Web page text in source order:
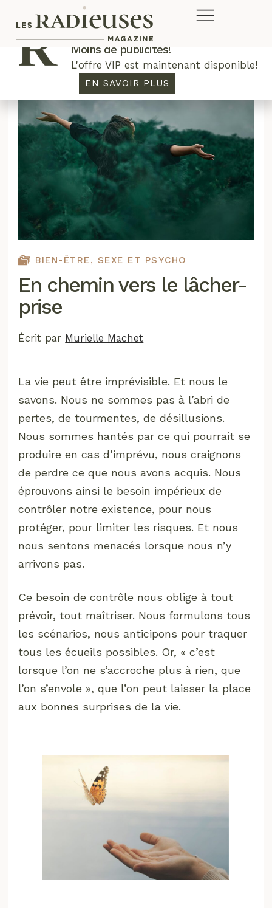
BIEN-ÊTRE, SEXE ET PSYCHO
En chemin vers le lâcher-
prise
Écrit par Murielle Machet
La vie peut être imprévisible. Et nous le
savons. Nous ne sommes pas à l’abri de
pertes, de tourmentes, de désillusions.
Nous sommes hantés par ce qui pourrait se
produire en cas d’imprévu, nous craignons
de perdre ce que nous avons acquis. Nous
éprouvons ainsi le besoin impérieux de
contrôler notre existence, pour nous
protéger, pour limiter les risques. Et nous
nous sentons menacés lorsque nous n’y
arrivons pas.
Ce besoin de contrôle nous oblige à tout
prévoir, tout maîtriser. Nous formulons tous
les scénarios, nous anticipons pour traquer
tous les écueils possibles. Or, « c’est
lorsque l’on ne s’accroche plus à rien, que
l’on s’envole », que l’on peut laisser la place
aux bonnes surprises de la vie.
Plus de concours. Plus de rabais.
Moins de publicités!
L'offre VIP est maintenant disponible!
EN SAVOIR PLUS